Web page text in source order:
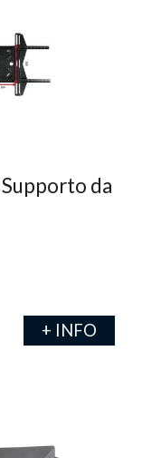
da
+ INFO